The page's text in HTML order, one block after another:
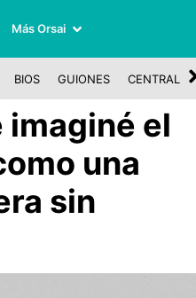
Más Orsai
BIOS GUIONES CENTRAL
imaginé el
una
sin